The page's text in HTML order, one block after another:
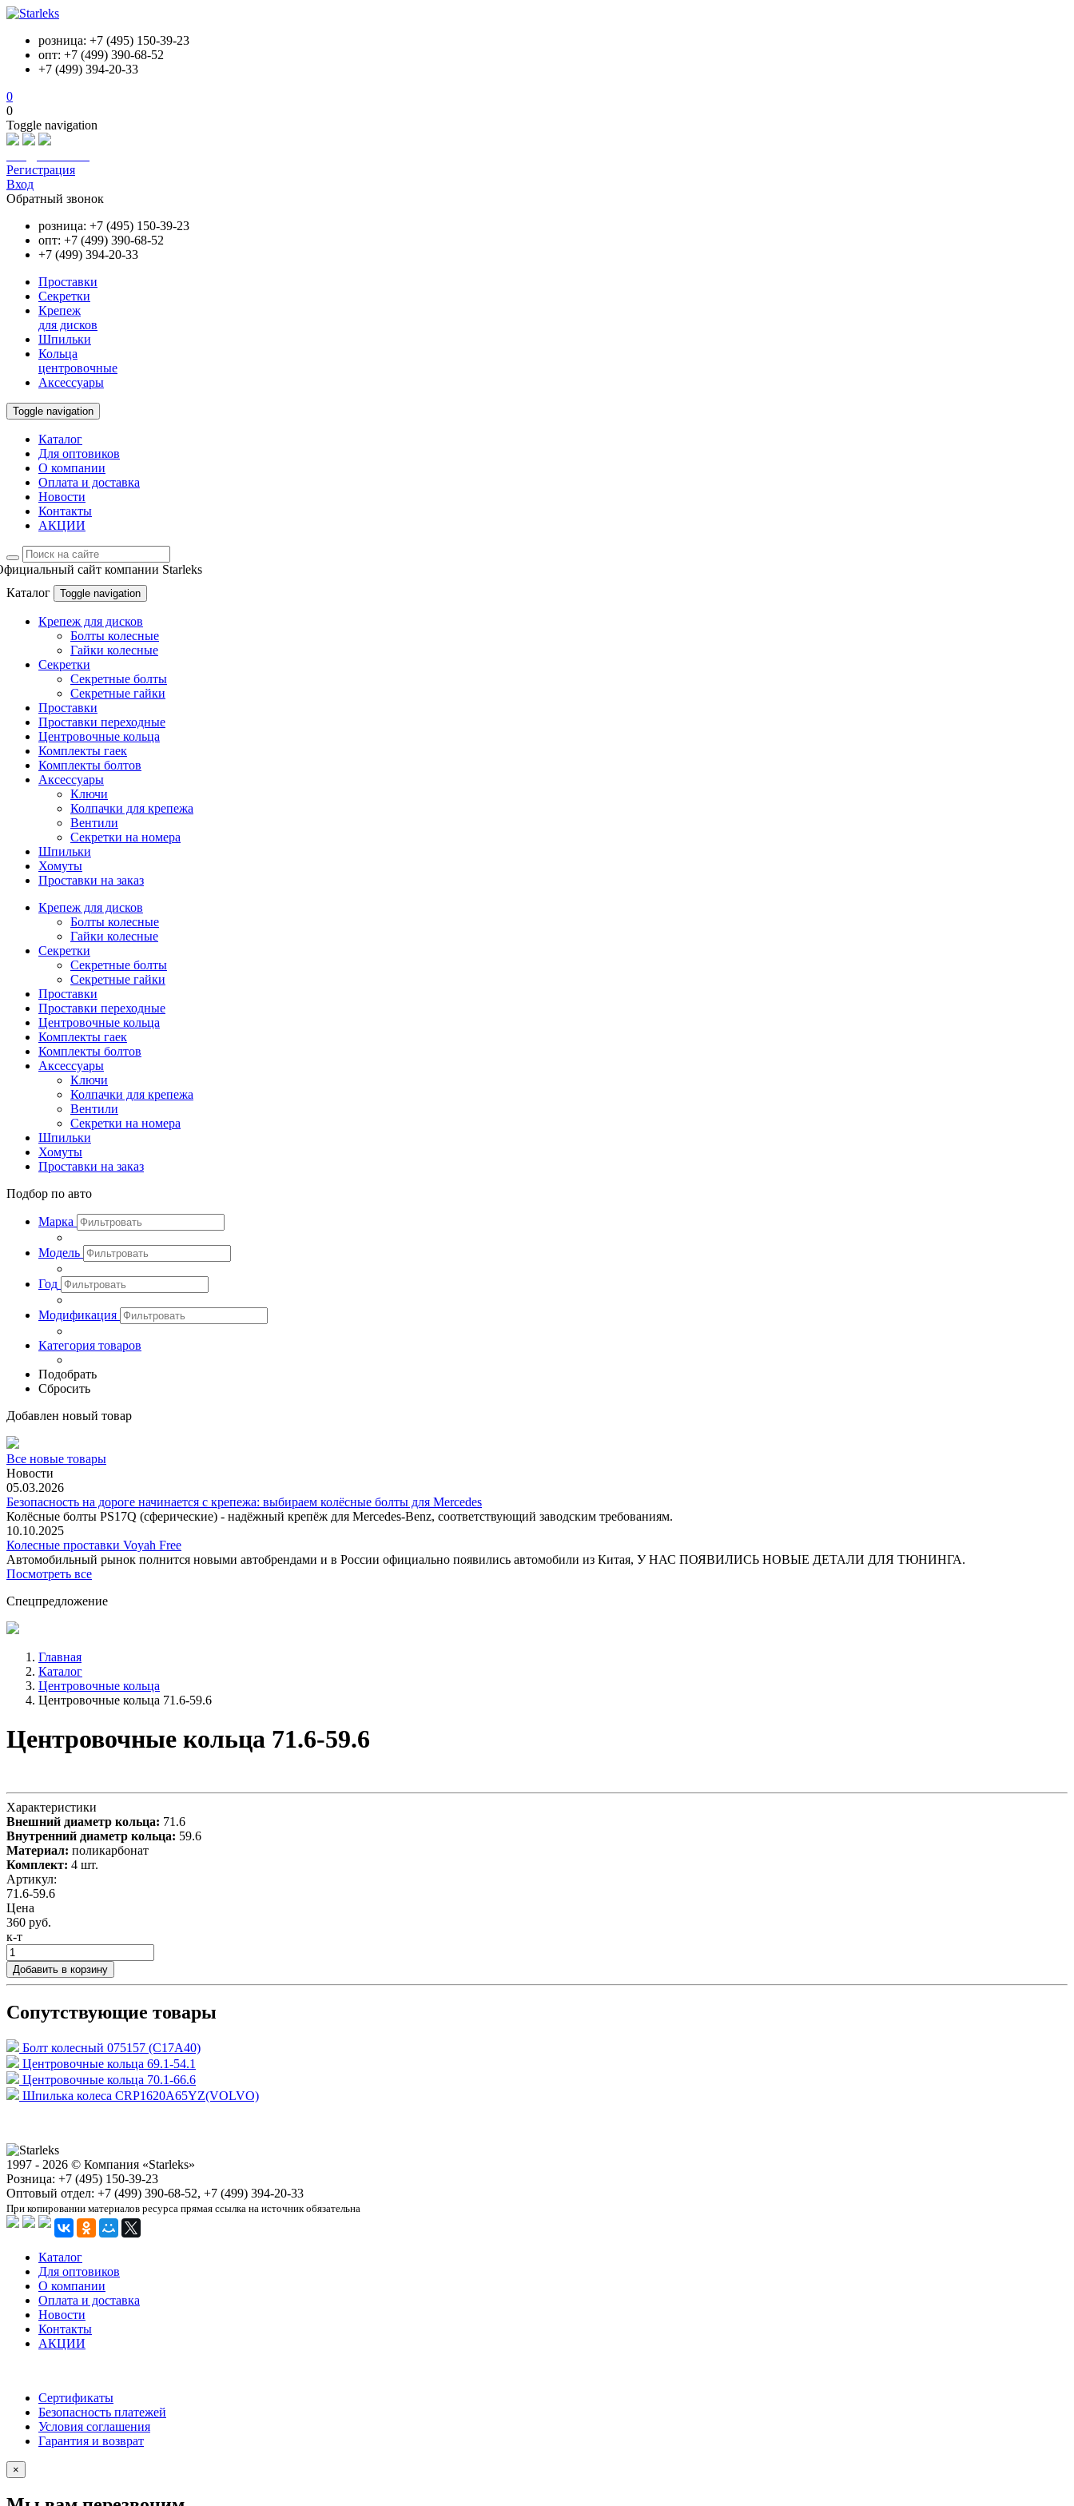
розница: +7 (495) 150-39-23
опт: +7 (499) 390-68-52
+7 (499) 394-20-33
0
0
Toggle navigation
Регистрация
Вход
Обратный звонок
розница: +7 (495) 150-39-23
опт: +7 (499) 390-68-52
+7 (499) 394-20-33
Проставки
Секретки
Крепеж
для дисков
Шпильки
Кольца
центровочные
Аксессуары
Toggle navigation
Каталог
Для оптовиков
О компании
Оплата и доставка
Новости
Контакты
АКЦИИ
сайт компании Starleks
Каталог
Toggle navigation
Крепеж для дисков
Болты колесные
Гайки колесные
Секретки
Секретные болты
Секретные гайки
Проставки
Проставки переходные
Центровочные кольца
Комплекты гаек
Комплекты болтов
Аксессуары
Ключи
Колпачки для крепежа
Вентили
Секретки на номера
Шпильки
Хомуты
Проставки на заказ
Крепеж для дисков
Болты колесные
Гайки колесные
Секретки
Секретные болты
Секретные гайки
Проставки
Проставки переходные
Центровочные кольца
Комплекты гаек
Комплекты болтов
Аксессуары
Ключи
Колпачки для крепежа
Вентили
Секретки на номера
Шпильки
Хомуты
Проставки на заказ
Подбор по авто
Марка
Модель
Год
Модификация
Категория товаров
Подобрать
Сбросить
Добавлен новый товар
Все новые товары
Новости
05.03.2026
Безопасность на дороге начинается с крепежа: выбираем колёсные болты для Mercedes
Колёсные болты PS17Q (сферические) - надёжный крепёж для Mercedes‑Benz, соответствующий заводским требованиям.
10.10.2025
Колесные проставки Voyah Free
Автомобильный рынок полнится новыми автобрендами и в России официально появились автомобили из Китая, У НАС ПОЯВИЛИСЬ НОВЫЕ ДЕТАЛИ ДЛЯ ТЮНИНГА.
Посмотреть все
Спецпредложение
Главная
Каталог
Центровочные кольца
Центровочные кольца 71.6-59.6
Центровочные кольца 71.6-59.6
Характеристики
Внешний диаметр кольца: 71.6
Внутренний диаметр кольца: 59.6
Материал: поликарбонат
Комплект: 4 шт.
Артикул:
71.6-59.6
Цена
360 руб.
к-т
Добавить в корзину
Сопутствующие товары
Болт колесный 075157 (C17A40)
Центровочные кольца 69.1-54.1
Центровочные кольца 70.1-66.6
Шпилька колеса CRP1620A65YZ(VOLVO)
1997 - 2026 © Компания «Starleks»
Розница: +7 (495) 150-39-23
Оптовый отдел: +7 (499) 390-68-52, +7 (499) 394-20-33
При копировании материалов ресурса прямая ссылка на источник обязательна
Каталог
Для оптовиков
О компании
Оплата и доставка
Новости
Контакты
АКЦИИ
Сертификаты
Безопасность платежей
Условия соглашения
Гарантия и возврат
×